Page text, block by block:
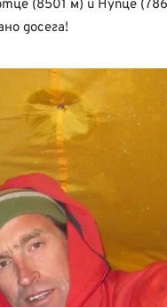
(8501 м) и Нупце
досега!